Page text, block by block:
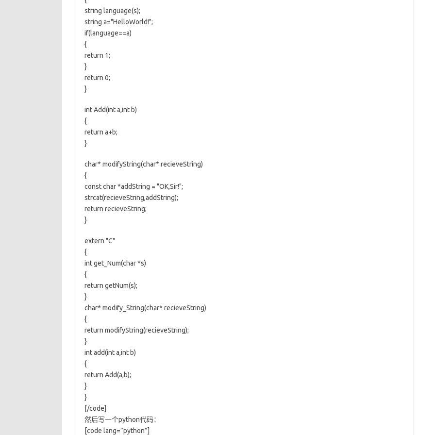
string language(s);
string a="HelloWorld!";
if(language==a)
{
return 1;
}
return 0;
}
int Add(int a,int b)
{
return a+b;
}
char* modifyString(char* recieveString)
{
const char *addString = "OK,Sir!";
strcat(recieveString,addString);
return recieveString;
}
extern "C"
{
int get_Num(char *s)
{
return getNum(s);
}
char* modify_String(char* recieveString)
{
return modifyString(recieveString);
}
int add(int a,int b)
{
return Add(a,b);
}
}
[/code]
然后写一个python代码：
[code lang=”python”]